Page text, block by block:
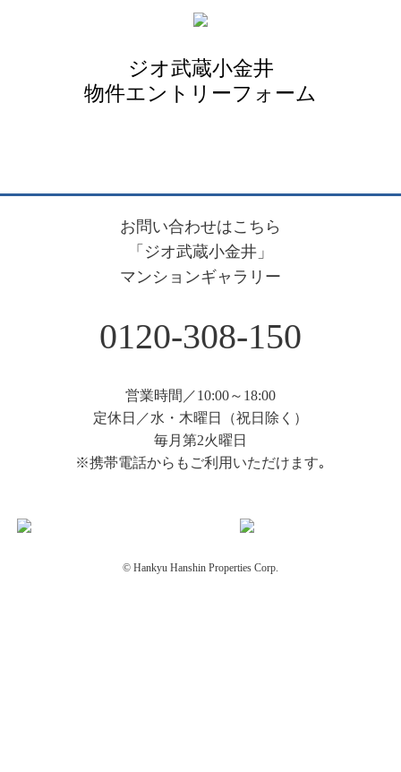
ジオ武蔵小金井
物件エントリーフォーム
お問い合わせはこちら
「ジオ武蔵小金井」
マンションギャラリー
0120-308-150
営業時間／10:00～18:00
定休日／水・木曜日（祝日除く）
毎月第2火曜日
※携帯電話からもご利用いただけます｡
© Hankyu Hanshin Properties Corp.